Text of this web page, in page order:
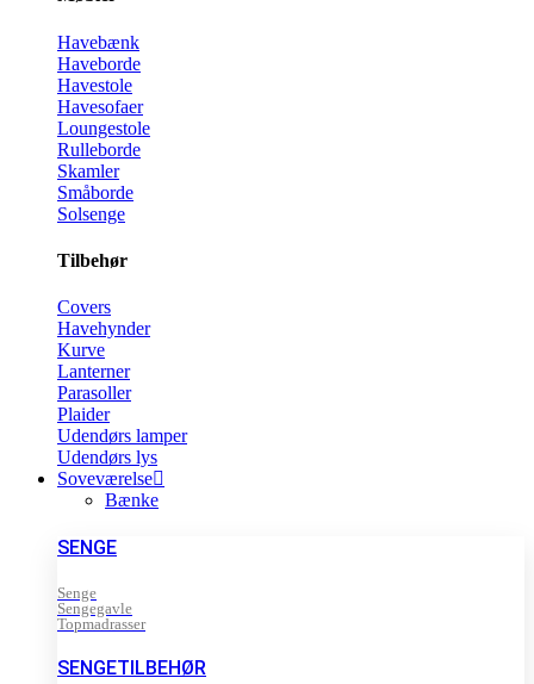
Havebænk
Haveborde
Havestole
Havesofaer
Loungestole
Rulleborde
Skamler
Småborde
Solsenge
Tilbehør
Covers
Havehynder
Kurve
Lanterner
Parasoller
Plaider
Udendørs lamper
Udendørs lys
Soveværelse
Bænke
SENGE
Senge
Sengegavle
Topmadrasser
SENGETILBEHØR